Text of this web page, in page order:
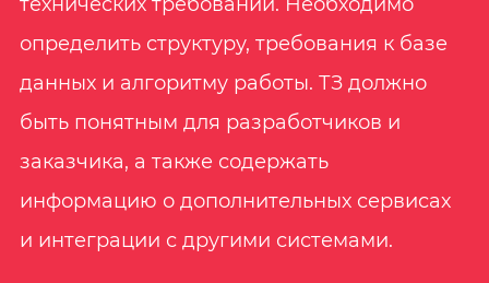
определить структуру, требования к базе
данных и алгоритму работы. ТЗ должно
быть понятным для разработчиков и
заказчика, а также содержать
информацию о дополнительных сервисах
и интеграции с другими системами.